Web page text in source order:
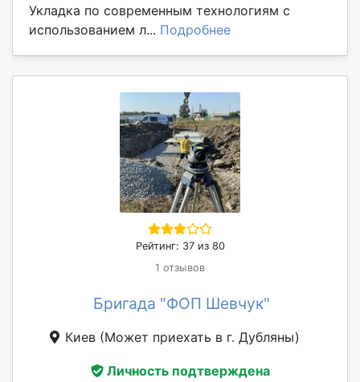
Укладка по современным технологиям с
использованием л... Подробнее
Рейтинг: 37 из 80
1 отзывов
Бригада "ФОП Шевчук"
Киев (Может приехать в г. Дубляны)
Личность подтверждена